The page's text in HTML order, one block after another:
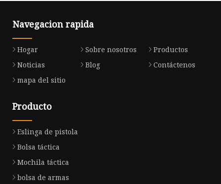
Navegacion rapida
Hogar Sobre nosotros
Productos
Noticias
Blog
Contáctenos
mapa del sitio
Producto
Eslinga de pistola
Bolsa táctica
Mochila táctica
bolsa de armas